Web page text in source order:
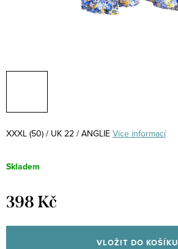
XXXL (50) / UK 22 / ANGLIE Více informací
Skladem
398 Kč
cena:
VLOŽIT DO KOŠÍKU